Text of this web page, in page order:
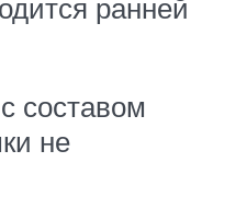
ранней
составом
не